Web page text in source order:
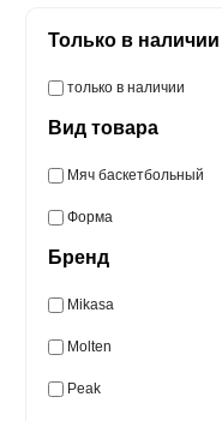
Только в наличии
только в наличии
Вид товара
Мяч баскетбольный
Форма
Бренд
Mikasa
Molten
Peak